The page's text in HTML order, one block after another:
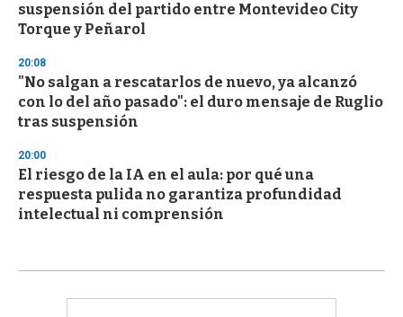
suspensión del partido entre Montevideo City
Torque y Peñarol
20:08
"No salgan a rescatarlos de nuevo, ya alcanzó
con lo del año pasado": el duro mensaje de Ruglio
tras suspensión
20:00
El riesgo de la IA en el aula: por qué una
respuesta pulida no garantiza profundidad
intelectual ni comprensión